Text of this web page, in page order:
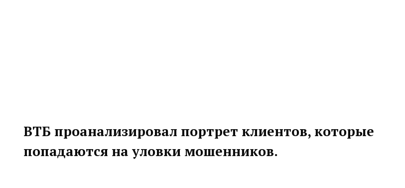
ВТБ проанализировал портрет клиентов, которые
попадаются на уловки мошенников.